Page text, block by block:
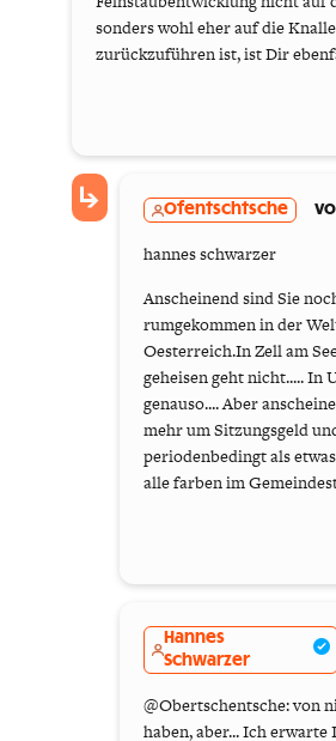
sonders wohl eher auf die
zurückzuführen ist, ist Dir
Ofentschtsche
hannes schwarzer
Anscheinend sind Sie
rumgekommen in der
Oesterreich.In Zell am
geheisen geht nicht..... In
genauso.... Aber
mehr um Sitzungsgeld
periodenbedingt als
alle farben im
Hannes
Schwarzer
@Obertschentsche: von
haben, aber... Ich erwarte